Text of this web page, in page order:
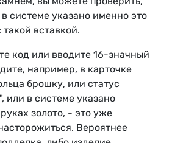
системе указано именно это
вставкой.
код или вводите 16-значный
например, в карточке
брошку, или статус
или в системе указано
золото, - это уже
Вероятнее